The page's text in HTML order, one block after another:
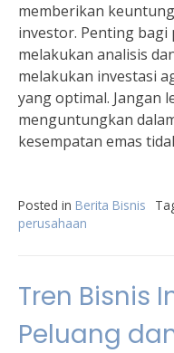
memberikan
investor. Penting
melakukan analisis
melakukan investasi
yang optimal. Jangan
menguntungkan
kesempatan emas
Posted in Berita Bisnis
perusahaan
Tren Bisnis
Peluang